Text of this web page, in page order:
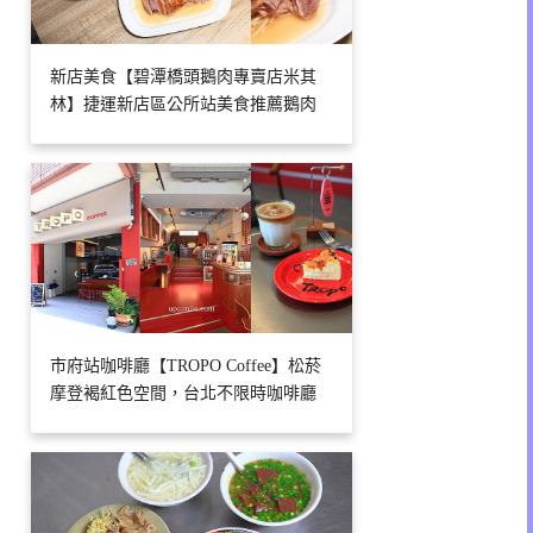
新店美食【碧潭橋頭鵝肉專賣店米其
林】捷運新店區公所站美食推薦鵝肉
市府站咖啡廳【TROPO Coffee】松菸
摩登褐紅色空間，台北不限時咖啡廳